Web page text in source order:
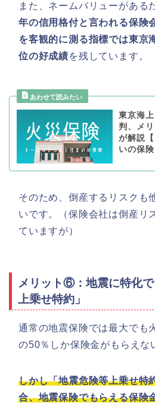
また、ネームバリューがある
年の信用格付と言われる保険
を客観的に測る指標では東京
位の好成績を残しています。
東京海
判、メ
が解説
いの保険
そのため、倒産するリスクも
いです。（保険会社は倒産リ
ていますが）
メリット⑥：地震に特化
上乗せ特約」
通常の地震保険では最大でも
の50％しか保険金がもらえな
しかし「地震危険等上乗せ特
合、地震保険でもらえる保険